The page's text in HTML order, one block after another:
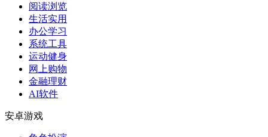
阅读浏览
生活实用
办公学习
系统工具
运动健身
网上购物
金融理财
AI软件
安卓游戏